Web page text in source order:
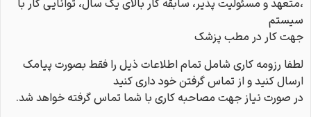
،متعهد و مسئولیت پذیر، سابقه کار بالای یک سال، توانایی کار با
سیستم
جهت کار در مطب پزشک
لطفا رزومه کاری شامل تمام اطلاعات ذیل را فقط بصورت پیامک
ارسال کنید و از تماس گرفتن خود داری کنید
در صورت نیاز جهت مصاحبه کاری با شما تماس گرفته خواهد شد.